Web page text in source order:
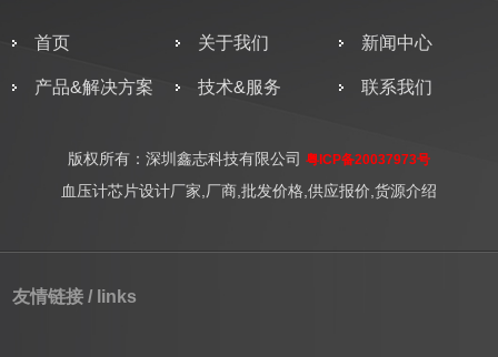
首页 关于我们 新闻中心
产品&解决方案 技术&服务 联系我们
版权所有：深圳鑫志科技有限公司 粤ICP备20037973号
血压计芯片设计厂家,厂商,批发价格,供应报价,货源介绍
友情链接 / links